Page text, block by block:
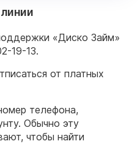
«Диско Займ»
19-13.
от платных
телефона,
Обычно эту
чтобы найти